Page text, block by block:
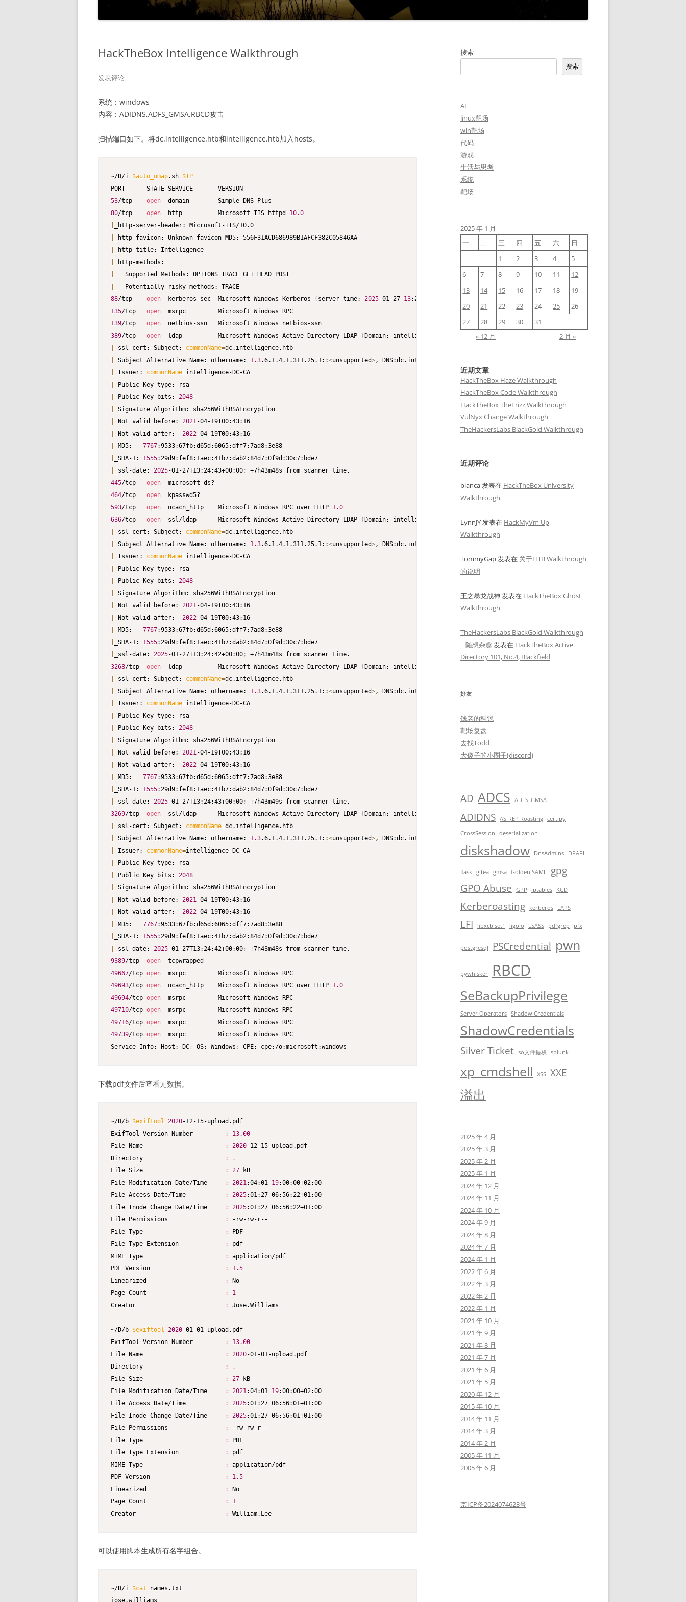
HackTheBox Intelligence Walkthrough
发表评论
系统：windows
内容：ADIDNS,ADFS_GMSA,RBCD攻击
扫描端口如下。将dc.intelligence.htb和intelligence.htb加入hosts。
~/D/i $auto_nmap.sh $IP
53/tcp open
80/tcp open
  http          Microsoft IIS httpd
10.0
88/tcp open
  kerberos-sec  Microsoft Windows Kerberos
( server time: 2025-01-27 13:23:11Z
135/tcp open
139/tcp open
389/tcp open
  ldap          Microsoft Windows Active Directory LDAP
( Domain: intelligence.htb0., Site: Default-First-Site-Name)
ssl-cert: Subject: commonName=
Subject Alternative Name: othername: 1.3.6.1.4.1.311.25.1::<unsupported>
Issuer: commonName=
Public Key bits: 2048
Not valid before: 2021
Not valid after: 2022
MD5: 7767
_SHA-1: 1555
_ssl-date: 2025-01-27T13:24:43+00:00 ;
445/tcp open
464/tcp open
593/tcp open
  ncacn_http    Microsoft Windows RPC over HTTP
1.0
636/tcp open
  ssl/ldap      Microsoft Windows Active Directory LDAP
( Domain: intelligence.htb0., Site: Default-First-Site-Name
ssl-cert: Subject: commonName=
Subject Alternative Name: othername: 1.3.6.1.4.1.311.25.1::<unsupported>
Issuer: commonName=
Public Key bits: 2048
Not valid before: 2021
Not valid after: 2022
MD5: 7767
_SHA-1: 1555
_ssl-date: 2025-01-27T13:24:42+00:00 ;
3268/tcp open
  ldap          Microsoft Windows Active Directory LDAP
( Domain: intelligence.htb0., Site: Default-First-Site-Name
ssl-cert: Subject: commonName=
Subject Alternative Name: othername: 1.3.6.1.4.1.311.25.1::<unsupported>
Issuer: commonName=
Public Key bits: 2048
Not valid before: 2021
Not valid after: 2022
MD5: 7767
_SHA-1: 1555
_ssl-date: 2025-01-27T13:24:43+00:00 ;
3269/tcp open
  ssl/ldap      Microsoft Windows Active Directory LDAP
( Domain: intelligence.htb0., Site: Default-First-Site-Name
ssl-cert: Subject: commonName=
Subject Alternative Name: othername: 1.3.6.1.4.1.311.25.1::<unsupported>
Issuer: commonName=
Public Key bits: 2048
Not valid before: 2021
Not valid after: 2022
MD5: 7767
_SHA-1: 1555
_ssl-date: 2025-01-27T13:24:42+00:00 ;
9389/tcp open
49667/tcp open
49693/tcp open
  ncacn_http    Microsoft Windows RPC over HTTP
1.0
49694/tcp open
49710/tcp open
49716/tcp open
49739/tcp open
  msrpc         Microsoft Windows RPC
Service Info: Host: DC ; OS: Windows ; CPE: cpe:/o:microsoft:windows
下载pdf文件后查看元数据。
~/D/b $exiftool 2020-12-15-upload.pdf
ExifTool Version Number
:
13.00
File Name
: 2020-12-15-upload.pdf
Directory
:
.
File Size
: 27 kB
File Modification Date/Time
: 2021:04:01 19:00:00+02:00
File Access Date/Time
: 2025:01:27 06:56:22+01:00
File Inode Change Date/Time
: 2025:01:27 06:56:22+01:00
File Permissions
:
-rw-rw-r--
File Type
:
PDF
File Type Extension
:
pdf
MIME Type
:
application/pdf
PDF Version
:
1.5
Linearized
:
No
Page Count
:
1
Creator
: Jose.Williams
~/D/b $exiftool 2020-01-01-upload.pdf
ExifTool Version Number
:
13.00
File Name
: 2020-01-01-upload.pdf
Directory
:
.
File Size
: 27 kB
File Modification Date/Time
: 2021:04:01 19:00:00+02:00
File Access Date/Time
: 2025:01:27 06:56:01+01:00
File Inode Change Date/Time
: 2025:01:27 06:56:01+01:00
File Permissions
:
-rw-rw-r--
File Type
:
PDF
File Type Extension
:
pdf
MIME Type
:
application/pdf
PDF Version
:
1.5
Linearized
:
No
Page Count
:
1
Creator
: William.Lee
可以使用脚本生成所有名字组合。
~/D/i $cat names.txt
jose.williams
搜索
搜索
AI
linux靶场
win靶场
代码
游戏
生活与思考
系统
靶场
2025 年 1 月
一
二 三 四 五 六
日
1
2 3 4
5
6
7 8 9 10 11
12
13
14 15 16 17 18
19
20
21 22 23 24 25
26
27
28 29 30
31
« 12 月
2 月 »
近期文章
HackTheBox Haze Walkthrough
HackTheBox Code Walkthrough
HackTheBox TheFrizz Walkthrough
VulNyx Change Walkthrough
TheHackersLabs BlackGold Walkthrough
近期评论
bianca发表在 HackTheBox University
Walkthrough
LynnJY发表在 HackMyVm Up
Walkthrough
TommyGap发表在 关于HTB Walkthrough
的说明
王之暴龙战神 发表在 HackTheBox Ghost
Walkthrough
TheHackersLabs BlackGold Walkthrough
| 随想杂趣 发表在 HackTheBox Active
Directory 101, No.4, Blackfield
好友
钱老的科锐
靶场复盘
去找Todd
大傻子的小圈子(discord)
AD ADCS ADFS_GMSA
ADIDNS AS-REP Roasting certipy
CrossSession
deserialization
diskshadow DnsAdmins DPAPI
flask gitea gmsa Golden SAML
gpg
GPO Abuse
GPP iptables KCD
Kerberoasting kerberos LAPS
LFI libxcb.so.1 ligolo LSASS pdfgrep pfx
postgresql PSCredential pwn
pywhisker RBCD
SeBackupPrivilege
Server Operators Shadow Credentials
ShadowCredentials
Silver Ticket so文件提权 splunk
xp_cmdshell XSS XXE
溢出
2025 年 4 月
2025 年 3 月
2025 年 2 月
2025 年 1 月
2024 年 12 月
2024 年 11 月
2024 年 10 月
2024 年 9 月
2024 年 8 月
2024 年 7 月
2024 年 1 月
2022 年 6 月
2022 年 3 月
2022 年 2 月
2022 年 1 月
2021 年 10 月
2021 年 9 月
2021 年 8 月
2021 年 7 月
2021 年 6 月
2021 年 5 月
2020 年 12 月
2015 年 10 月
2014 年 11 月
2014 年 3 月
2014 年 2 月
2005 年 11 月
2005 年 6 月
京ICP备2024074623号